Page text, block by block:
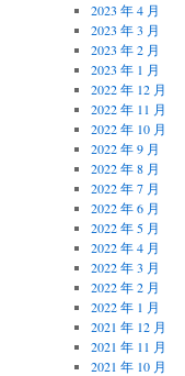
2023 年 4 月
2023 年 3 月
2023 年 2 月
2023 年 1 月
2022 年 12 月
2022 年 11 月
2022 年 10 月
2022 年 9 月
2022 年 8 月
2022 年 7 月
2022 年 6 月
2022 年 5 月
2022 年 4 月
2022 年 3 月
2022 年 2 月
2022 年 1 月
2021 年 12 月
2021 年 11 月
2021 年 10 月